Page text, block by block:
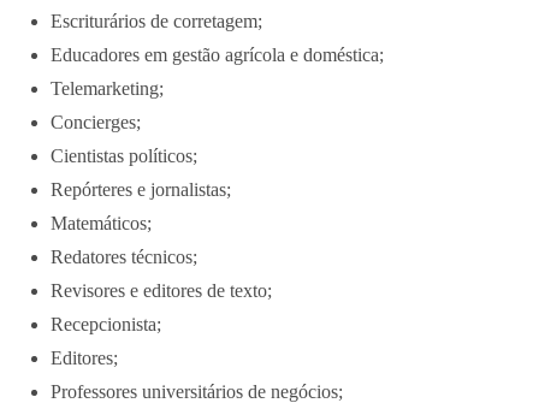
Escriturários de corretagem;
Educadores em gestão agrícola e doméstica;
Telemarketing;
Concierges;
Cientistas políticos;
Repórteres e jornalistas;
Matemáticos;
Redatores técnicos;
Revisores e editores de texto;
Recepcionista;
Editores;
Professores universitários de negócios;